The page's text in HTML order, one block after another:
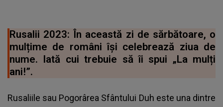
Rusalii 2023: În această zi de sărbătoare, o
mulțime de români își celebrează ziua de
nume. Iată cui trebuie să îi spui „La mulți
ani!”.
Rusaliile sau Pogorârea Sfântului Duh este una dintre